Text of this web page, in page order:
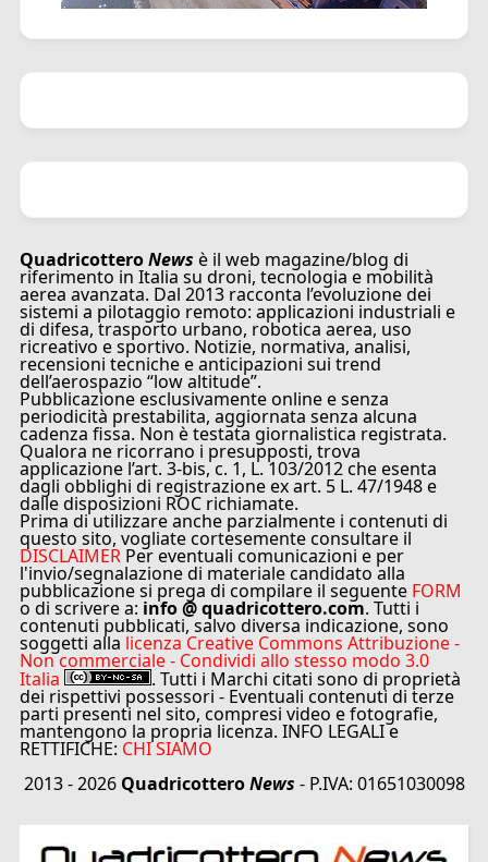
QuadricotteroNews è il web magazine/blog di
riferimento in Italia su droni, tecnologia e mobilità
aerea avanzata. Dal 2013 racconta l’evoluzione dei
sistemi a pilotaggio remoto: applicazioni industriali e
di difesa, trasporto urbano, robotica aerea, uso
ricreativo e sportivo. Notizie, normativa, analisi,
recensioni tecniche e anticipazioni sui trend
dell’aerospazio “low altitude”.
Pubblicazione esclusivamente online e senza
periodicità prestabilita, aggiornata senza alcuna
cadenza fissa. Non è testata giornalistica registrata.
Qualora ne ricorrano i presupposti, trova
applicazione l’art. 3-bis, c. 1, L. 103/2012 che esenta
dagli obblighi di registrazione ex art. 5 L. 47/1948 e
dalle disposizioni ROC richiamate.
Prima di utilizzare anche parzialmente i contenuti di
questo sito, vogliate cortesemente consultare il
DISCLAIMER Per eventuali comunicazioni e per
l'invio/segnalazione di materiale candidato alla
pubblicazione si prega di compilare il seguente FORM
o di scrivere a: info @ quadricottero.com. Tutti i
contenuti pubblicati, salvo diversa indicazione, sono
soggetti alla licenza Creative Commons Attribuzione -
Non commerciale - Condividi allo stesso modo 3.0
Italia . Tutti i Marchi citati sono di proprietà
dei rispettivi possessori - Eventuali contenuti di terze
parti presenti nel sito, compresi video e fotografie,
mantengono la propria licenza. INFO LEGALI e
RETTIFICHE: CHI SIAMO
2013 - 2026 QuadricotteroNews - P.IVA: 01651030098